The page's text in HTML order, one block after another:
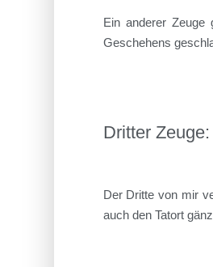
Ein anderer Zeuge
Geschehens
Dritter
Der Dritte von mir
auch den Tatort